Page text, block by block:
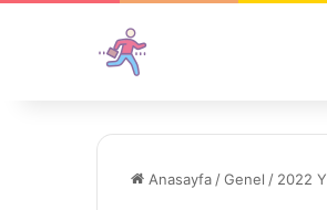
Anasayfa /Genel / 2022